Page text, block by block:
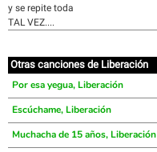
y se repite toda
TAL VEZ....
Otras canciones de Liberación
Por esa yegua, Liberación
Escúchame, Liberación
Muchacha de 15 años, Liberación